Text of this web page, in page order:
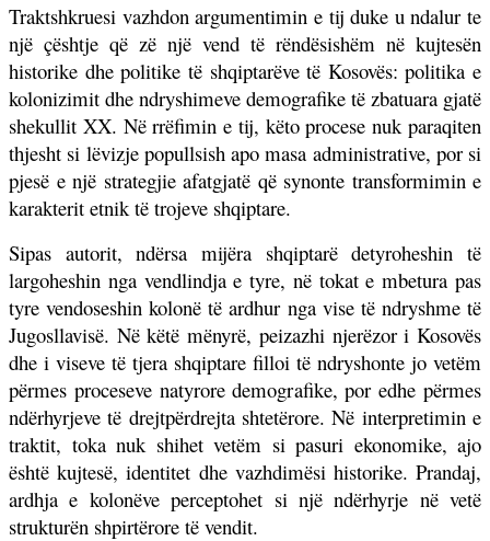
Traktshkruesi vazhdon argumentimin e tij duke u ndalur te
një çështje që zë një vend të rëndësishëm në kujtesën
historike dhe politike të shqiptarëve të Kosovës: politika e
kolonizimit dhe ndryshimeve demografike të zbatuara gjatë
shekullit XX. Në rrëfimin e tij, këto procese nuk paraqiten
thjesht si lëvizje popullsish apo masa administrative, por si
pjesë e një strategjie afatgjatë që synonte transformimin e
karakterit etnik të trojeve shqiptare.
Sipas autorit, ndërsa mijëra shqiptarë detyroheshin të
largoheshin nga vendlindja e tyre, në tokat e mbetura pas
tyre vendoseshin kolonë të ardhur nga vise të ndryshme të
Jugosllavisë. Në këtë mënyrë, peizazhi njerëzor i Kosovës
dhe i viseve të tjera shqiptare filloi të ndryshonte jo vetëm
përmes proceseve natyrore demografike, por edhe përmes
ndërhyrjeve të drejtpërdrejta shtetërore. Në interpretimin e
traktit, toka nuk shihet vetëm si pasuri ekonomike, ajo
është kujtesë, identitet dhe vazhdimësi historike. Prandaj,
ardhja e kolonëve perceptohet si një ndërhyrje në vetë
strukturën shpirtërore të vendit.